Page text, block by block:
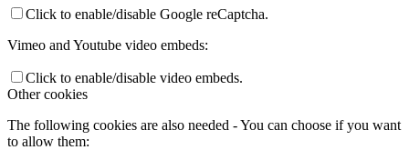
Click to enable/disable Google reCaptcha.
Vimeo and Youtube video embeds:
Click to enable/disable video embeds.
Other cookies
The following cookies are also needed - You can choose if you want
to allow them: